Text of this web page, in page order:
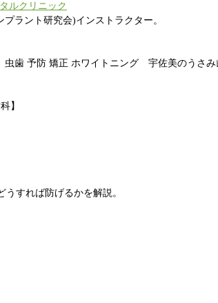
ルクリニック
ラント研究会)インストラクター。
虫歯 予防 矯正 ホワイトニング 宇佐美のうさみ
】
うすれば防げるかを解説。